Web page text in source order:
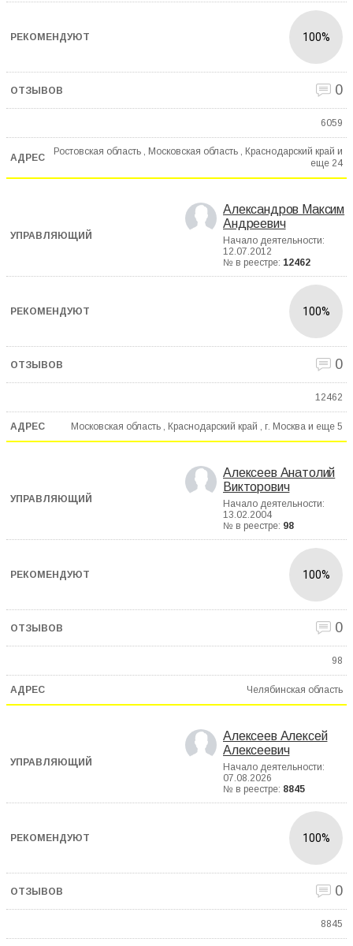
100%
0
6059
Ростовская область , Московская область , Краснодарский край и
еще 24
Александров Максим
Андреевич
Начало деятельности:
12.07.2012
№ в реестре: 12462
100%
0
12462
Московская область , Краснодарский край , г. Москва и еще 5
Алексеев Анатолий
Викторович
Начало деятельности:
13.02.2004
№ в реестре: 98
100%
0
98
Челябинская область
Алексеев Алексей
Алексеевич
Начало деятельности:
07.08.2026
№ в реестре: 8845
100%
0
8845